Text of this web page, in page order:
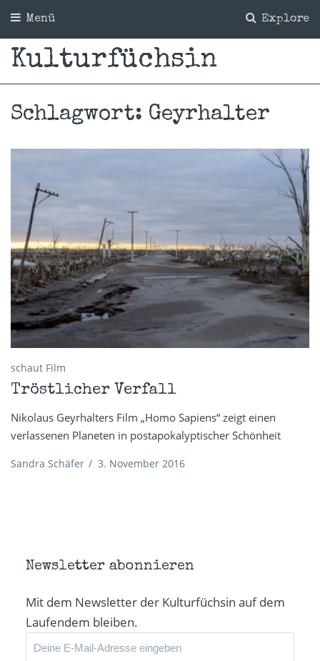
Explore
Menü
Kulturfüchsin
Schlagwort: Geyrhalter
schaut Film
Tröstlicher Verfall
Nikolaus Geyrhalters Film „Homo Sapiens“ zeigt einen
verlassenen Planeten in postapokalyptischer Schönheit
Sandra Schäfer / 3. November 2016
Newsletter abonnieren
Mit dem Newsletter der Kulturfüchsin auf dem
Laufendem bleiben.